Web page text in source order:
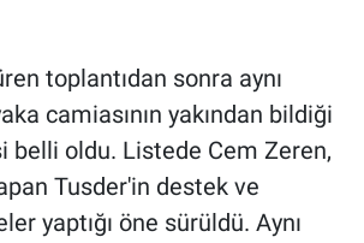
toplantıdan sonra aynı
camiasının yakından bildiği
belli oldu. Listede Cem Zeren,
Tusder'in destek ve
yaptığı öne sürüldü. Aynı